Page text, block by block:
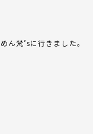
ん梵’sに行きました。